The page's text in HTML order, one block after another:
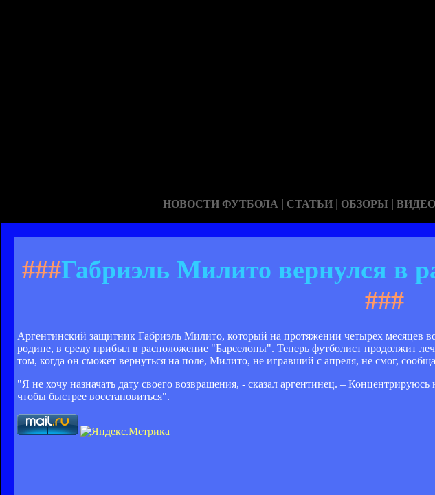
НОВОСТИ ФУТБОЛА | СТАТЬИ | ОБЗОРЫ | ВИДЕО
###Габриэль Милито вернулся в
###
Аргентинский защитник Габриэль Милито, который на протяжении четырех месяцев
родине, в среду прибыл в расположение "Барселоны". Теперь футболист продолжит
том, когда он сможет вернуться на поле, Милито, не игравший с апреля, не смог,
"Я не хочу назначать дату своего возвращения, - сказал аргентинец. –
чтобы быстрее восстановиться".